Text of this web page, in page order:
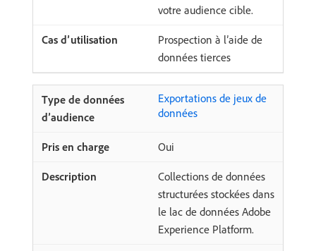
votre audience cible.
Prospection à l’aide de
données tierces
Exportations de jeux de
données
Oui
Collections de données
structurées stockées dans
le lac de données Adobe
Experience Platform.